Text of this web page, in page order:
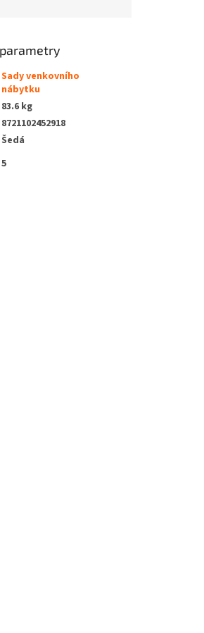
Sady venkovního
nábytku
83.6 kg
8721102452918
Šedá
5